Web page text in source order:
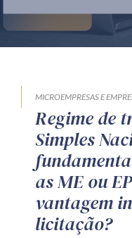
MICROEMPRESAS E
Regime de
Simples
as ME ou
vantagem
licitação?